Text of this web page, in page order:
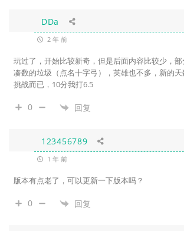
DDa
2 年 前
玩过了，开始比较新奇，但是后面内容比较少，
凑数的垃圾（点名十字弓），英雄也不多，新的
挑战而已，10分我打6.5
0 回复
123456789
1 年 前
版本有点老了，可以更新一下版本吗？
0 回复